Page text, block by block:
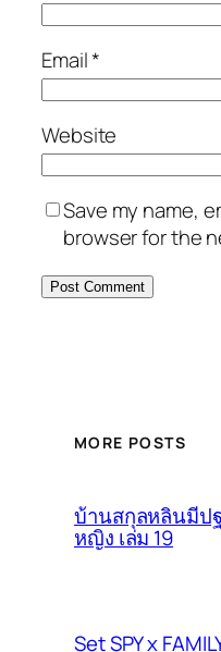
Email*
Website
Save my name,
browser for the
MORE POSTS
บ้านสกุลหลินมีป
หญิง เล่ม 19
Set SPY x